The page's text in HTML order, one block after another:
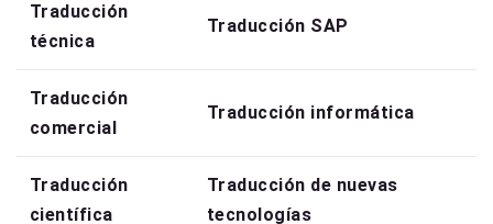
Traducción
técnica
Traducción SAP
Traducción
comercial
Traducción informática
Traducción
científica
Traducción de nuevas
tecnologías